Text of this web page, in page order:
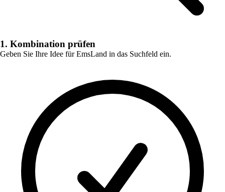
1. Kombination prüfen
Geben Sie Ihre Idee fürEmsLand in das Suchfeld ein.